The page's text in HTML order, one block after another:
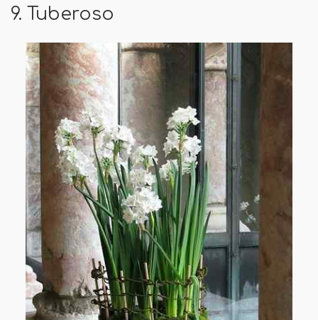
9. Tuberoso